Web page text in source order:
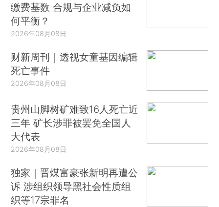
缴费基数 合规与企业减负如
何平衡？
2026年08月08日
财新周刊｜透视女童基因编辑
死亡事件
2026年08月08日
贵州山脚树矿难致16人死亡近
三年 矿长涉罪被罢免全国人
大代表
2026年08月08日
独家｜晋煤富豪张新明再遭公
诉 涉组织领导黑社会性质组
织等17宗罪名